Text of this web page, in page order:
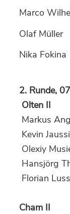
Marco
Olaf Müller
Nika Fokina
2. Runde,
Olten II
Markus
Kevin Jaussi
Olexiy
Hansjörg
Florian
Cham II